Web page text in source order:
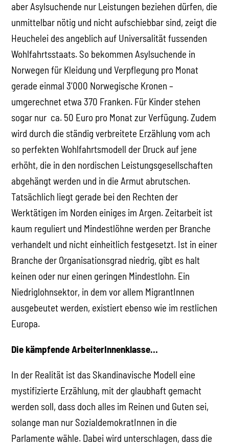
aber Asylsuchende nur Leistungen beziehen dürfen, die
unmittelbar nötig und nicht aufschiebbar sind, zeigt die
Heuchelei des angeblich auf Universalität fussenden
Wohlfahrtsstaats. So bekommen Asylsuchende in
Norwegen für Kleidung und Verpflegung pro Monat
gerade einmal 3’000 Norwegische Kronen –
umgerechnet etwa 370 Franken. Für Kinder stehen
sogar nur ca. 50 Euro pro Monat zur Verfügung. Zudem
wird durch die ständig verbreitete Erzählung vom ach
so perfekten Wohlfahrtsmodell der Druck auf jene
erhöht, die in den nordischen Leistungsgesellschaften
abgehängt werden und in die Armut abrutschen.
Tatsächlich liegt gerade bei den Rechten der
Werktätigen im Norden einiges im Argen. Zeitarbeit ist
kaum reguliert und Mindestlöhne werden per Branche
verhandelt und nicht einheitlich festgesetzt. Ist in einer
Branche der Organisationsgrad niedrig, gibt es halt
keinen oder nur einen geringen Mindestlohn. Ein
Niedriglohnsektor, in dem vor allem MigrantInnen
ausgebeutet werden, existiert ebenso wie im restlichen
Europa.
Die kämpfende ArbeiterInnenklasse…
In der Realität ist das Skandinavische Modell eine
mystifizierte Erzählung, mit der glaubhaft gemacht
werden soll, dass doch alles im Reinen und Guten sei,
solange man nur SozialdemokratInnen in die
Parlamente wähle. Dabei wird unterschlagen, dass die